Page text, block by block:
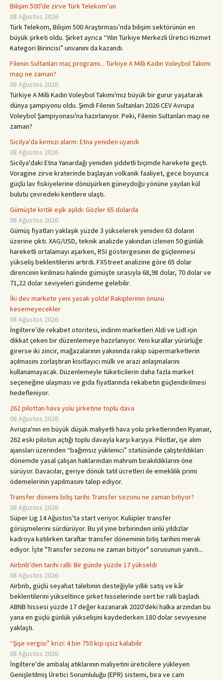
Bilişim 500’de zirve Türk Telekom’un
08 Ağustos 2026
Türk Telekom, Bilişim 500 Araştırması’nda bilişim sektörünün en
büyük şirketi oldu. Şirket ayrıca “Yılın Türkiye Merkezli Üretici Hizmet
Kategori Birincisi” unvanını da kazandı.
Filenin Sultanları maç programı... Türkiye A Milli Kadın Voleybol Takımı
maçı ne zaman?
08 Ağustos 2026
Türkiye A Milli Kadın Voleybol Takımı'mız büyük bir gurur yaşatarak
dünya şampiyonu oldu. Şimdi Filenin Sultanları 2026 CEV Avrupa
Voleybol Şampiyonası'na hazırlanıyor. Peki, Filenin Sultanları maçı ne
zaman?
Sicilya'da kırmızı alarm: Etna yeniden uyandı
08 Ağustos 2026
Sicilya'daki Etna Yanardağı yeniden şiddetli biçimde harekete geçti.
Voragine zirve kraterinde başlayan volkanik faaliyet, gece boyunca
güçlü lav fıskiyelerine dönüşürken güneydoğu yönüne yayılan kül
bulutu çevredeki kentlere ulaştı.
Gümüşte kritik eşik aşıldı: Gözler 65 dolarda
08 Ağustos 2026
Gümüş fiyatları yaklaşık yüzde 3 yükselerek yeniden 63 doların
üzerine çıktı. XAG/USD, teknik analizde yakından izlenen 50 günlük
hareketli ortalamayı aşarken, RSI göstergesinin de güçlenmesi
yükseliş beklentilerini artırdı. FXStreet analizine göre 65 dolar
direncinin kırılması halinde gümüşte sırasıyla 68,98 dolar, 70 dolar ve
71,22 dolar seviyeleri gündeme gelebilir.
İki dev markete yeni yasak yolda! Rakiplerinin önünü
kesemeyecekler
08 Ağustos 2026
İngiltere’de rekabet otoritesi, indirim marketleri Aldi ve Lidl için
dikkat çeken bir düzenlemeye hazırlanıyor. Yeni kurallar yürürlüğe
girerse iki zincir, mağazalarının yakınında rakip süpermarketlerin
açılmasını zorlaştıran kısıtlayıcı mülk ve arazi anlaşmalarını
kullanamayacak. Düzenlemeyle tüketicilerin daha fazla market
seçeneğine ulaşması ve gıda fiyatlarında rekabetin güçlendirilmesi
hedefleniyor.
262 pilottan hava yolu şirketine toplu dava
08 Ağustos 2026
Avrupa'nın en büyük düşük maliyetli hava yolu şirketlerinden Ryanair,
262 eski pilotun açtığı toplu davayla karşı karşıya. Pilotlar, işe alım
ajansları üzerinden “bağımsız yüklenici” statüsünde çalıştırıldıkları
dönemde yasal çalışan haklarından mahrum bırakıldıklarını öne
sürüyor. Davacılar, geriye dönük tatil ücretleri ile emeklilik primi
ödemelerinin yapılmasını talep ediyor.
Transfer dönemi bitiş tarihi: Transfer sezonu ne zaman bitiyor?
08 Ağustos 2026
Süper Lig 14 Ağustos'ta start veriyor. Kulüpler transfer
görüşmelerini sürdürüyor. Bu yıl yine birbirinden ünlü yıldızlar
kadroya katılırken taraftar transfer döneminin bitiş tarihini merak
ediyor. İşte "Transfer sezonu ne zaman bitiyor" sorusunun yanıtı...
Airbnb'den tarihi ralli: Bir günde yüzde 17 yükseldi
08 Ağustos 2026
Airbnb, güçlü seyahat talebinin desteğiyle yıllık satış ve kâr
beklentilerini yükseltince şirket hisselerinde sert bir ralli başladı.
ABNB hissesi yüzde 17 değer kazanarak 2020'deki halka arzından bu
yana en güçlü günlük yükselişini kaydederken 180 dolar seviyesine
yaklaştı.
“Şişe vergisi” krizi: 4 bin 750 kişi işsiz kalabilir
08 Ağustos 2026
İngiltere'de ambalaj atıklarının maliyetini üreticilere yükleyen
Genişletilmiş Üretici Sorumluluğu (EPR) sistemi, bira ve cam